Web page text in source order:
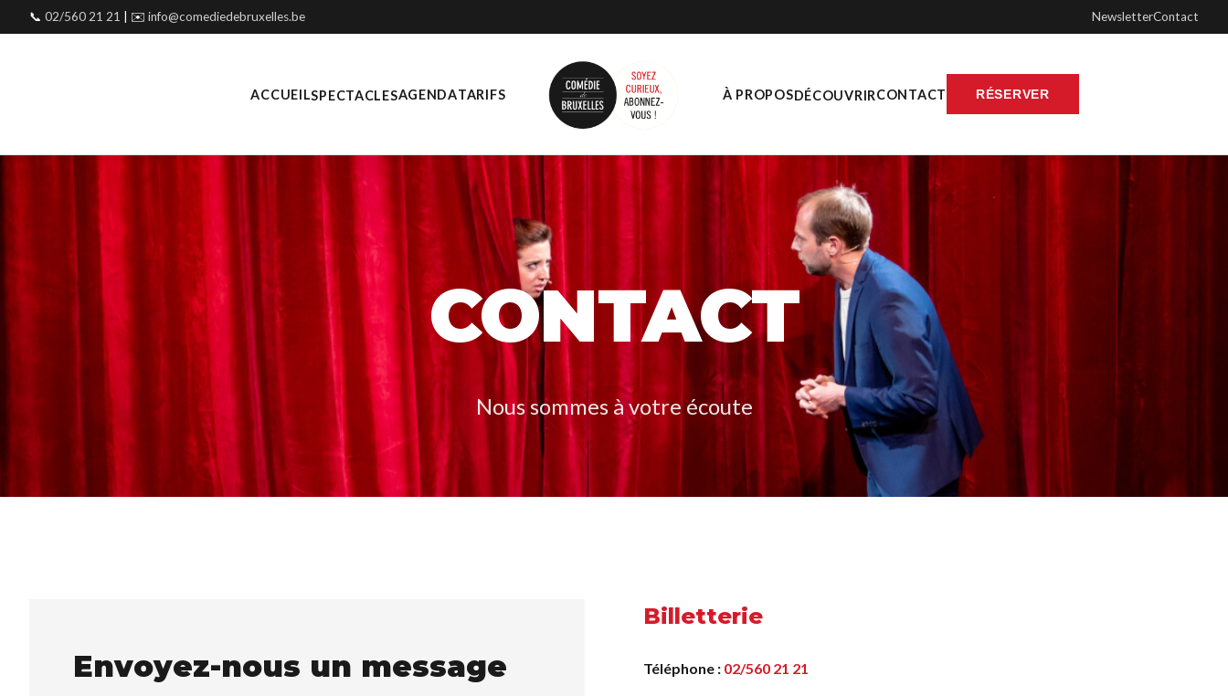
📞 02/560 21 21 | ✉️ info@comediedebruxelles.be NewsletterContact
ACCUEILSPECTACLESAGENDATARIFS À PROPOSDÉCOUVRIRCONTACT RÉSERVER
CONTACT
Nous sommes à votre écoute
Envoyez-nous un message
Billetterie
Téléphone : 02/560 21 21